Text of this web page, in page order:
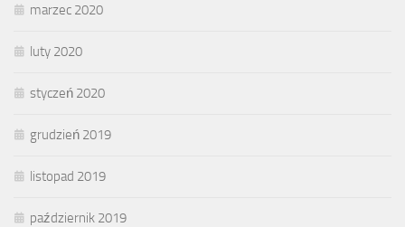
marzec 2020
luty 2020
styczeń 2020
grudzień 2019
listopad 2019
październik 2019